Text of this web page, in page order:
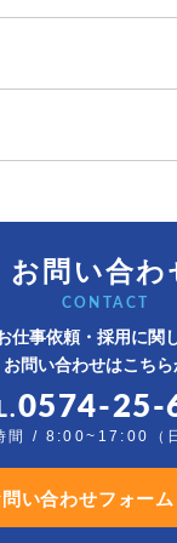
お問い合わ
CONTACT
仕事依頼・採用に関
お問い合わせはこちら
0574-25-
間 / 8:00~17:00（
い合わせフォーム